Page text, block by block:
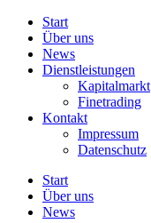
Start
Über uns
News
Dienstleistungen
Kapitalmarkt
Finetrading
Kontakt
Impressum
Datenschutz
Start
Über uns
News